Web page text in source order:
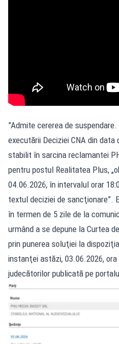
”Admite cererea de
executării Deciziei CNA din data
stabilit în sarcina reclamantei
pentru postul Realitatea Plus,
04.06.2026, în intervalul orar
textul deciziei de sancţionare”.
în termen de 5 zile de la
urmând a se depune la Curtea
prin punerea soluţiei la
instanţei astăzi, 03.06.2026, ora
judecătorilor publicată pe